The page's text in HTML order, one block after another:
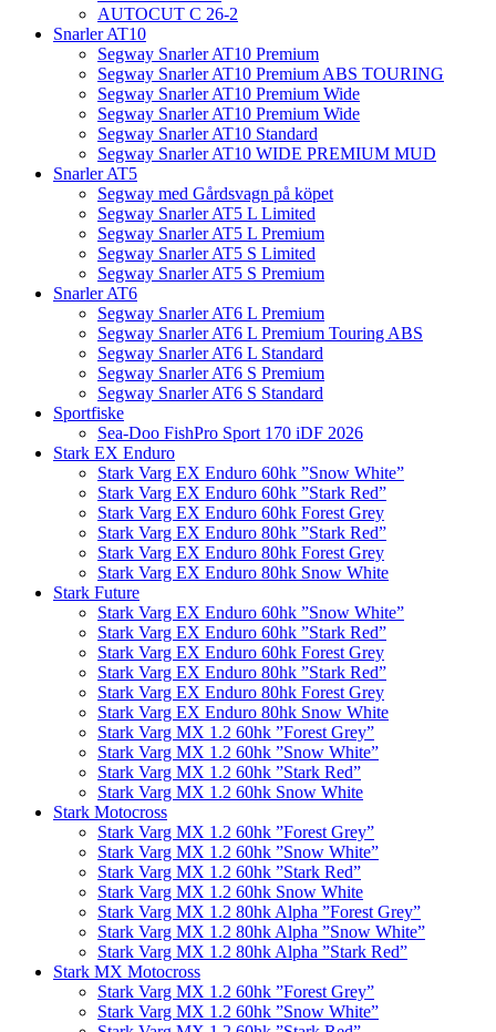
AUTOCUT C 26-2
Snarler AT10
Segway Snarler AT10 Premium
Segway Snarler AT10 Premium ABS TOURING
Segway Snarler AT10 Premium Wide
Segway Snarler AT10 Premium Wide
Segway Snarler AT10 Standard
Segway Snarler AT10 WIDE PREMIUM MUD
Snarler AT5
Segway med Gårdsvagn på köpet
Segway Snarler AT5 L Limited
Segway Snarler AT5 L Premium
Segway Snarler AT5 S Limited
Segway Snarler AT5 S Premium
Snarler AT6
Segway Snarler AT6 L Premium
Segway Snarler AT6 L Premium Touring ABS
Segway Snarler AT6 L Standard
Segway Snarler AT6 S Premium
Segway Snarler AT6 S Standard
Sportfiske
Sea-Doo FishPro Sport 170 iDF 2026
Stark EX Enduro
Stark Varg EX Enduro 60hk ”Snow White”
Stark Varg EX Enduro 60hk ”Stark Red”
Stark Varg EX Enduro 60hk Forest Grey
Stark Varg EX Enduro 80hk ”Stark Red”
Stark Varg EX Enduro 80hk Forest Grey
Stark Varg EX Enduro 80hk Snow White
Stark Future
Stark Varg EX Enduro 60hk ”Snow White”
Stark Varg EX Enduro 60hk ”Stark Red”
Stark Varg EX Enduro 60hk Forest Grey
Stark Varg EX Enduro 80hk ”Stark Red”
Stark Varg EX Enduro 80hk Forest Grey
Stark Varg EX Enduro 80hk Snow White
Stark Varg MX 1.2 60hk ”Forest Grey”
Stark Varg MX 1.2 60hk ”Snow White”
Stark Varg MX 1.2 60hk ”Stark Red”
Stark Varg MX 1.2 60hk Snow White
Stark Motocross
Stark Varg MX 1.2 60hk ”Forest Grey”
Stark Varg MX 1.2 60hk ”Snow White”
Stark Varg MX 1.2 60hk ”Stark Red”
Stark Varg MX 1.2 60hk Snow White
Stark Varg MX 1.2 80hk Alpha ”Forest Grey”
Stark Varg MX 1.2 80hk Alpha ”Snow White”
Stark Varg MX 1.2 80hk Alpha ”Stark Red”
Stark MX Motocross
Stark Varg MX 1.2 60hk ”Forest Grey”
Stark Varg MX 1.2 60hk ”Snow White”